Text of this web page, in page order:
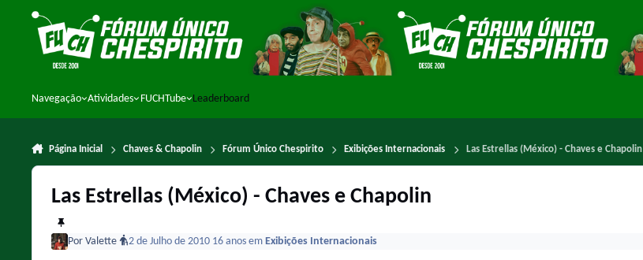
Ir para conteúdo
Navegação Atividades FUCHTube Leaderboard
Página Inicial Chaves & Chapolin Fórum Único Chespirito Exibições Internacionais Las Estrellas (México) - Chaves e Chapolin
Las Estrellas (México) - Chaves e Chapolin
Por Valette 2 de Julho de 2010 16 anos em Exibições Internacionais